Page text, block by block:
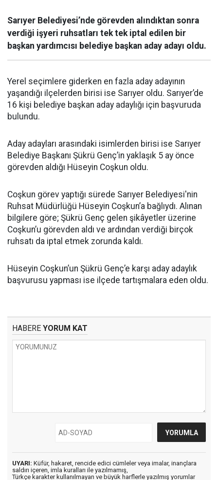
Sarıyer Belediyesi’nde görevden alındıktan sonra
verdiği işyeri ruhsatları tek tek iptal edilen bir
başkan yardımcısı belediye başkan aday adayı oldu.
Yerel seçimlere giderken en fazla aday adayının
yaşandığı ilçelerden birisi ise Sarıyer oldu. Sarıyer’de
16 kişi belediye başkan aday adaylığı için başvuruda
bulundu.
Aday adayları arasındaki isimlerden birisi ise Sarıyer
Belediye Başkanı Şükrü Genç’in yaklaşık 5 ay önce
görevden aldığı Hüseyin Coşkun oldu.
Coşkun görev yaptığı sürede Sarıyer Belediyesi'nin
Ruhsat Müdürlüğü Hüseyin Coşkun’a bağlıydı. Alınan
bilgilere göre; Şükrü Genç gelen şikâyetler üzerine
Coşkun’u görevden aldı ve ardından verdiği birçok
ruhsatı da iptal etmek zorunda kaldı.
Hüseyin Coşkun’un Şükrü Genç’e karşı aday adaylık
başvurusu yapması ise ilçede tartışmalara eden oldu.
HABERE YORUM KAT
UYARI: Küfür, hakaret, rencide edici cümleler veya imalar, inançlara
saldırı içeren, imla kuralları ile yazılmamış,
Türkçe karakter kullanılmayan ve büyük harflerle yazılmış yorumlar